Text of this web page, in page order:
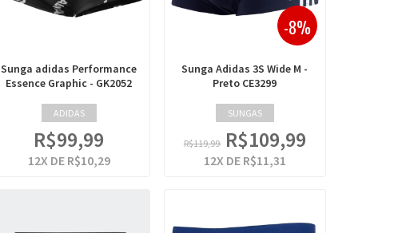
Sunga adidas Performance
Essence Graphic - GK2052
ADIDAS
R$99,99
12X DE R$10,29
-8%
Sunga Adidas 3S Wide M -
Preto CE3299
SUNGAS
R$119,99 R$109,99
12X DE R$11,31